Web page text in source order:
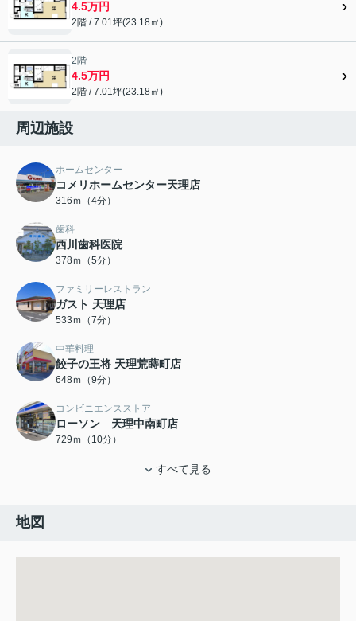
4.5万円
2階 / 7.01坪(23.18㎡)
2階
4.5万円
2階 / 7.01坪(23.18㎡)
周辺施設
ホームセンター
コメリホームセンター天理店
316ｍ（4分）
歯科
西川歯科医院
378ｍ（5分）
ファミリーレストラン
ガスト 天理店
533ｍ（7分）
中華料理
餃子の王将 天理荒蒔町店
648ｍ（9分）
コンビニエンスストア
ローソン 天理中南町店
729ｍ（10分）
すべて見る
地図